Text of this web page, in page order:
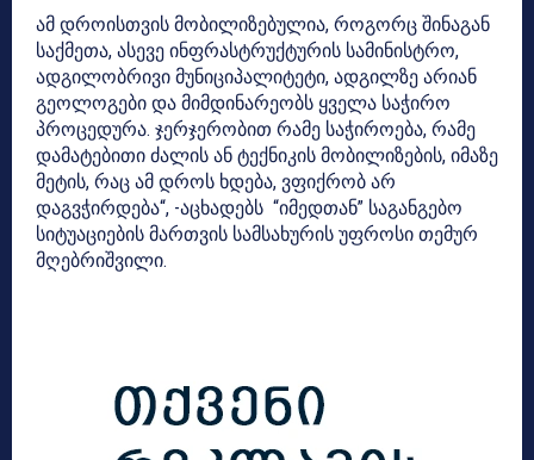
ამ დროისთვის მობილიზებულია, როგორც შინაგან
საქმეთა, ასევე ინფრასტრუქტურის სამინისტრო,
ადგილობრივი მუნიციპალიტეტი, ადგილზე არიან
გეოლოგები და მიმდინარეობს ყველა საჭირო
პროცედურა. ჯერჯერობით რამე საჭიროება, რამე
დამატებითი ძალის ან ტექნიკის მობილიზების, იმაზე
მეტის, რაც ამ დროს ხდება, ვფიქრობ არ
დაგვჭირდება“, -აცხადებს “იმედთან” საგანგებო
სიტუაციების მართვის სამსახურის უფროსი თემურ
მღებრიშვილი.